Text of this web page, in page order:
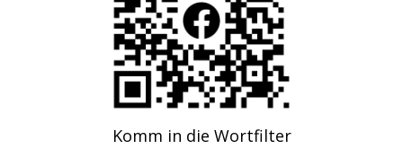
Komm in die Wortfilter